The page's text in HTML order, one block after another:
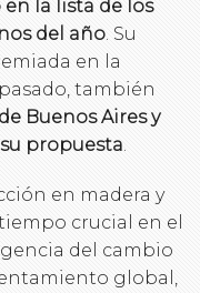
la lista de los
del año . Su
en la
también
Buenos Aires y
propuesta
en madera y
crucial en el
del cambio
global,